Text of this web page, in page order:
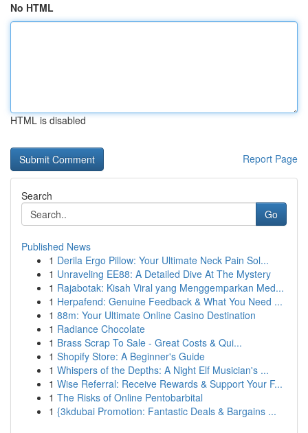
No HTML
HTML is disabled
Report Page
Search
Go
Published News
1 Derila Ergo Pillow: Your Ultimate Neck Pain Sol...
1 Unraveling EE88: A Detailed Dive At The Mystery
1 Rajabotak: Kisah Viral yang Menggemparkan Med...
1 Herpafend: Genuine Feedback & What You Need ...
1 88m: Your Ultimate Online Casino Destination
1 Radiance Chocolate
1 Brass Scrap To Sale - Great Costs & Qui...
1 Shopify Store: A Beginner's Guide
1 Whispers of the Depths: A Night Elf Musician's ...
1 Wise Referral: Receive Rewards & Support Your F...
1 The Risks of Online Pentobarbital
1 {3kdubai Promotion: Fantastic Deals & Bargains ...